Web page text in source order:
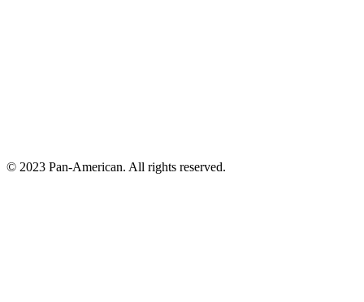
© 2023 Pan-American. All rights reserved.